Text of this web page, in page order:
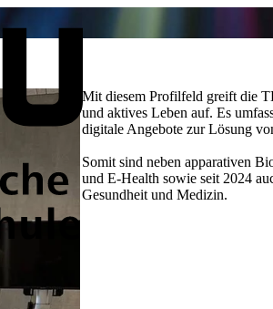
Mit diesem Profilfeld greift die
und aktives Leben auf. Es
digitale Angebote zur Lösung
Somit sind neben apparativen
und E-Health sowie seit 2024
Gesundheit und Medizin.